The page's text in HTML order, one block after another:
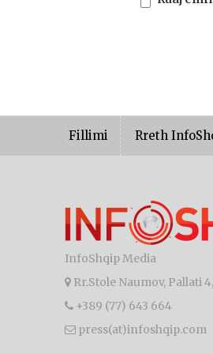
Fillimi Rreth
InfoShqip Media
Rr.Stole Naumov, Pallati
+389 (77) 643 664
press(at)infoshqip.com